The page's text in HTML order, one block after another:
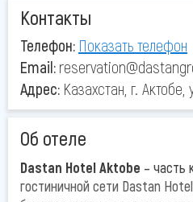
Контакты
Телефон: Показать телефон
Email:
Адрес: Казахстан, г.
Об отеле
Dastan Hotel Aktobe – часть
гостиничной сети Dastan